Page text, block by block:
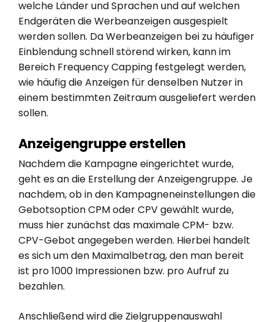
welche Länder und Sprachen und auf welchen
Endgeräten die Werbeanzeigen ausgespielt
werden sollen. Da Werbeanzeigen bei zu häufiger
Einblendung schnell störend wirken, kann im
Bereich Frequency Capping festgelegt werden,
wie häufig die Anzeigen für denselben Nutzer in
einem bestimmten Zeitraum ausgeliefert werden
sollen.
Anzeigengruppe erstellen
Nachdem die Kampagne eingerichtet wurde,
geht es an die Erstellung der Anzeigengruppe. Je
nachdem, ob in den Kampagneneinstellungen die
Gebotsoption CPM oder CPV gewählt wurde,
muss hier zunächst das maximale CPM- bzw.
CPV-Gebot angegeben werden. Hierbei handelt
es sich um den Maximalbetrag, den man bereit
ist pro 1000 Impressionen bzw. pro Aufruf zu
bezahlen.
Anschließend wird die Zielgruppenauswahl